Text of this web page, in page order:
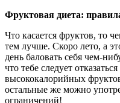
Фруктовая диета:
Что касается фруктов, то
тем лучше. Скоро лето, а
день баловать себя чем-
что тебе следует
высококалорийных
остальные же можно
ограничений!